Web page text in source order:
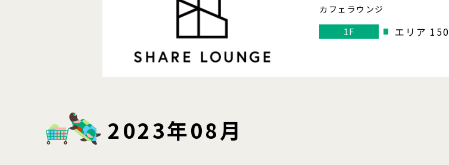
カフェラウンジ
1F
エリア 150
2023年08月